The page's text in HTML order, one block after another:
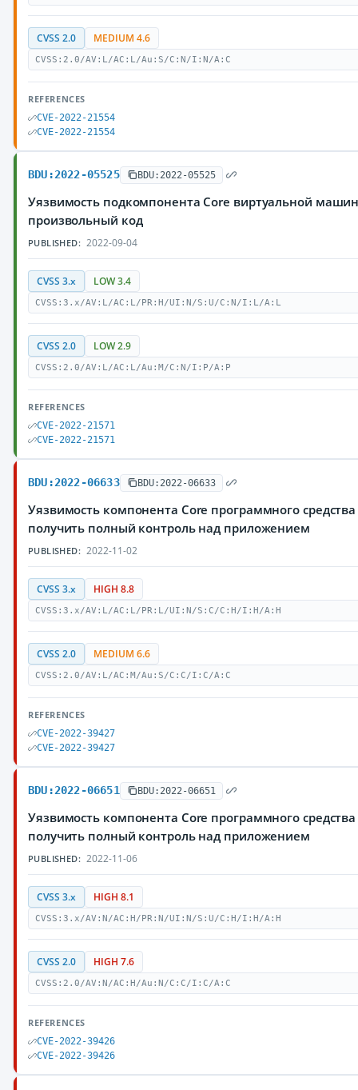
CVSS 2.0 MEDIUM 4.6
CVSS:2.0/AV:L/AC:L/Au:S/C:N/I:N/A:C
REFERENCES
CVE-2022-21554
CVE-2022-21554
BDU:2022-05525 BDU:2022-05525
Уязвимость подкомпонента Core виртуальной
произвольный код
PUBLISHED: 2022-09-04
CVSS 3.x LOW 3.4
CVSS:3.x/AV:L/AC:L/PR:H/UI:N/S:U/C:N/I:L/A:L
CVSS 2.0 LOW 2.9
CVSS:2.0/AV:L/AC:L/Au:M/C:N/I:P/A:P
REFERENCES
CVE-2022-21571
CVE-2022-21571
BDU:2022-06633 BDU:2022-06633
Уязвимость компонента Core программного
получить полный контроль над приложением
PUBLISHED: 2022-11-02
CVSS 3.x HIGH 8.8
CVSS:3.x/AV:L/AC:L/PR:L/UI:N/S:C/C:H/I:H/A:H
CVSS 2.0 MEDIUM 6.6
CVSS:2.0/AV:L/AC:M/Au:S/C:C/I:C/A:C
REFERENCES
CVE-2022-39427
CVE-2022-39427
BDU:2022-06651 BDU:2022-06651
Уязвимость компонента Core программного
получить полный контроль над приложением
PUBLISHED: 2022-11-06
CVSS 3.x HIGH 8.1
CVSS:3.x/AV:N/AC:H/PR:N/UI:N/S:U/C:H/I:H/A:H
CVSS 2.0 HIGH 7.6
CVSS:2.0/AV:N/AC:H/Au:N/C:C/I:C/A:C
REFERENCES
CVE-2022-39426
CVE-2022-39426